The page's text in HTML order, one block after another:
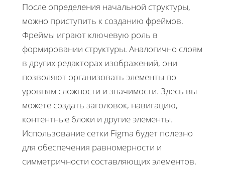
После определения начальной структуры,
можно приступить к созданию фреймов.
Фреймы играют ключевую роль в
формировании структуры. Аналогично слоям
в других редакторах изображений, они
позволяют организовать элементы по
уровням сложности и значимости. Здесь вы
можете создать заголовок, навигацию,
контентные блоки и другие элементы.
Использование сетки Figma будет полезно
для обеспечения равномерности и
симметричности составляющих элементов.